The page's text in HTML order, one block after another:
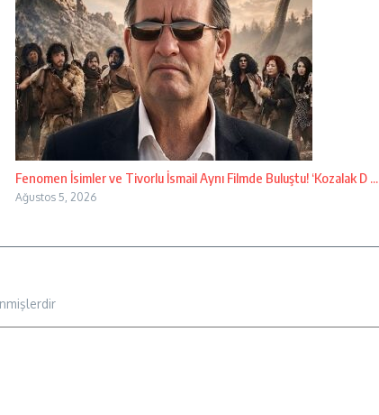
Fenomen İsimler ve Tivorlu İsmail Aynı Filmde Buluştu! ‘Kozalak D ...
Ağustos 5, 2026